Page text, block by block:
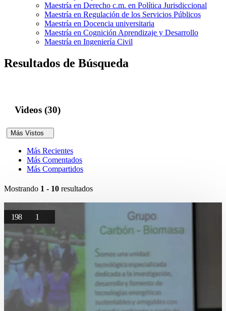
Maestría en Derecho c.m. en Política Jurisdiccional
Maestría en Regulación de los Servicios Públicos
Maestría en Docencia universitaria
Maestría en Cognición Aprendizaje y Desarrollo
Maestría en Ingeniería Civil
Resultados de Búsqueda
Videos (30)
Más Vistos
Más Recientes
Más Comentados
Más Compartidos
Mostrando 1 - 10 resultados
198 1